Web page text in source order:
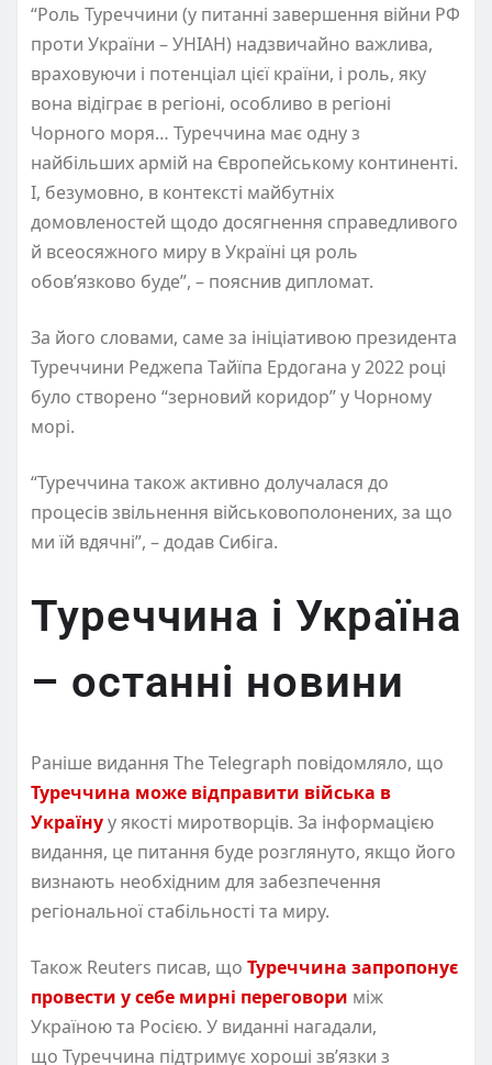
“Роль Туреччини (у питанні завершення війни РФ
проти України – УНІАН) надзвичайно важлива,
враховуючи і потенціал цієї країни, і роль, яку
вона відіграє в регіоні, особливо в регіоні
Чорного моря… Туреччина має одну з
найбільших армій на Європейському континенті.
І, безумовно, в контексті майбутніх
домовленостей щодо досягнення справедливого
й всеосяжного миру в Україні ця роль
обов’язково буде”, – пояснив дипломат.
За його словами, саме за ініціативою президента
Туреччини Реджепа Тайїпа Ердогана у 2022 році
було створено “зерновий коридор” у Чорному
морі.
“Туреччина також активно долучалася до
процесів звільнення військовополонених, за що
ми їй вдячні”, – додав Сибіга.
Туреччина і Україна
– останні новини
Раніше видання The Telegraph повідомляло, що
Туреччина може відправити війська в
Українуу якості миротворців. За інформацією
видання, це питання буде розглянуто, якщо його
визнають необхідним для забезпечення
регіональної стабільності та миру.
Також Reuters писав, що Туреччина запропонує
провести у себе мирні переговори між
Україною та Росією. У виданні нагадали,
що Туреччина підтримує хороші зв’язки з